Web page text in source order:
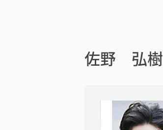
佐野 弘樹